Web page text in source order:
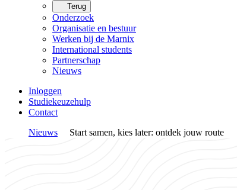
Terug
Onderzoek
Organisatie en bestuur
Werken bij de Marnix
International students
Partnerschap
Nieuws
Inloggen
Studiekeuzehulp
Contact
Nieuws
Start samen, kies later: ontdek jouw route